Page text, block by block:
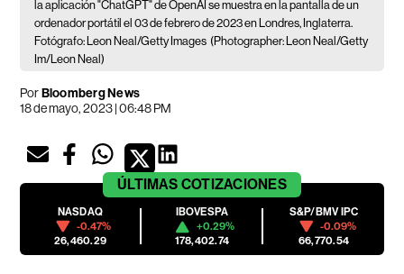
la aplicación "ChatGPT" de OpenAI se muestra en la pantalla de un
ordenador portátil el 03 de febrero de 2023 en Londres, Inglaterra.
Fotógrafo: Leon Neal/Getty Images (Photographer: Leon Neal/Getty
Im/Leon Neal)
PorBloomberg News
18 de mayo, 2023 | 06:48 PM
ÚLTIMAS COTIZACIONES
NASDAQ
-0.47%
26,460.29
IBOVESPA
+0.29%
178,402.74
S&P/BMV IPC
-0.09%
66,770.54